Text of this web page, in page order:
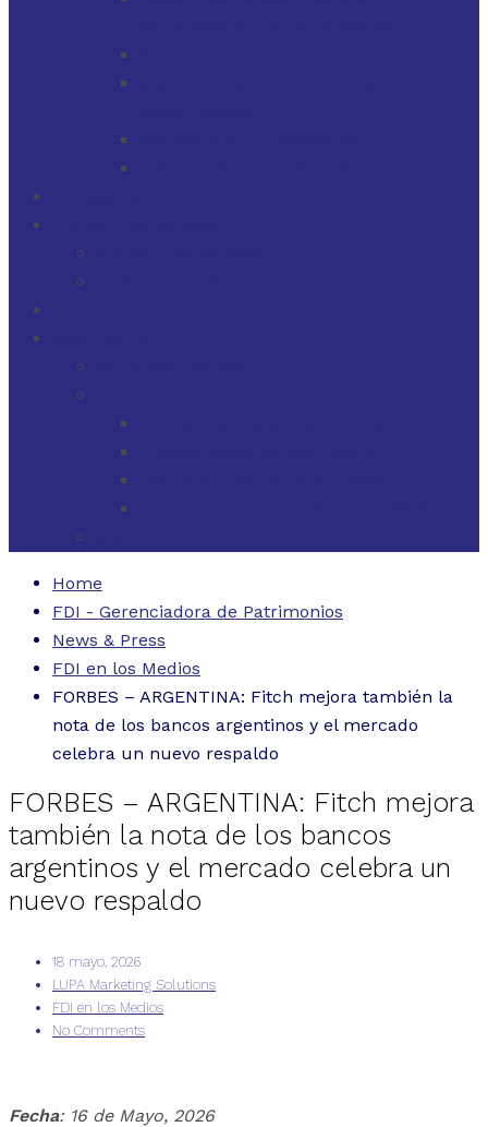
Home
FDI - Gerenciadora de Patrimonios
News & Press
FDI en los Medios
FORBES – ARGENTINA: Fitch mejora también la
nota de los bancos argentinos y el mercado
celebra un nuevo respaldo
FORBES – ARGENTINA: Fitch mejora
también la nota de los bancos
argentinos y el mercado celebra un
nuevo respaldo
18 mayo, 2026
LUPA Marketing Solutions
FDI en los Medios
No Comments
Fecha: 16 de Mayo, 2026